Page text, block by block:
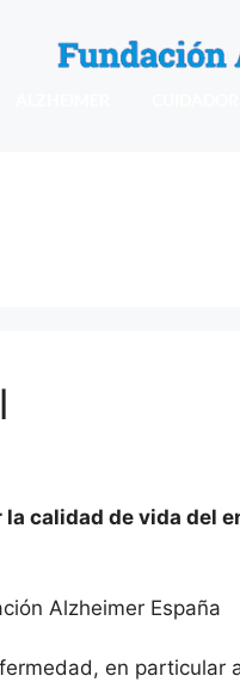
calidad de vida del
Alzheimer España
en particular